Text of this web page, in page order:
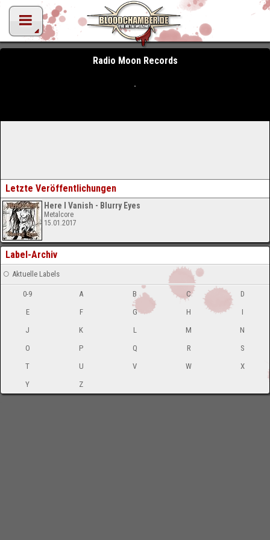
Radio Moon Records
Letzte Veröffentlichungen
Here I Vanish - Blurry Eyes
Metalcore
15.01.2017
Label-Archiv
Aktuelle Labels
0-9 A B C
D
E
F G H
I
J
K L M
N
O
P Q R
S
T
U V W
X
Y
Z